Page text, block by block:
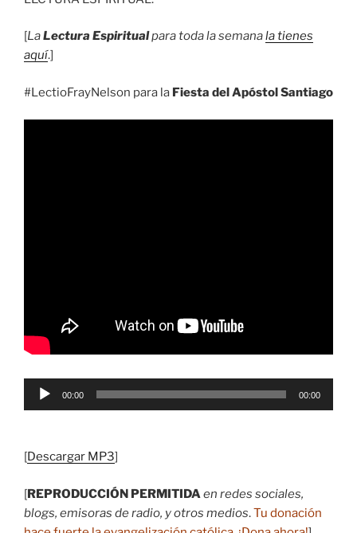
[LaLectura Espiritualpara toda la semanala tienes
aquí.]
#LectioFrayNelson para la Fiesta del Apóstol Santiago
Reproductor
00:00 00:00
[Descargar MP3]
[REPRODUCCIÓN PERMITIDA en redes sociales,
blogs, emisoras de radio, y otros medios.Tu donación